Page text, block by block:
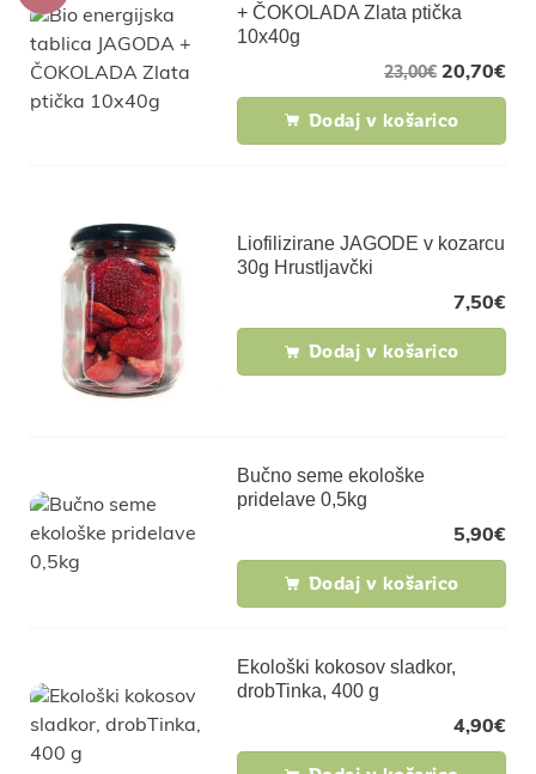
+ ČOKOLADA Zlata ptička
10x40g
20,70€
23,00€
Dodaj v košarico
Liofilizirane JAGODE v kozarcu
30g Hrustljavčki
7,50€
Dodaj v košarico
Bučno seme ekološke
pridelave 0,5kg
5,90€
Dodaj v košarico
Ekološki kokosov sladkor,
drobTinka, 400 g
4,90€